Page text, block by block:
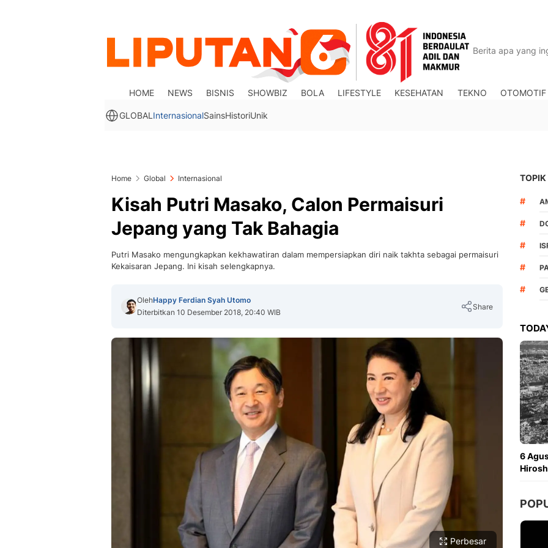
HOME NEWS BISNIS SHOWBIZ BOLA LIFESTYLE KESEHATAN TEKNO OTOMOTIF
GLOBAL InternasionalSainsHistoriUnik
Home Global Internasional
Kisah Putri Masako, Calon Permaisuri
Jepang yang Tak Bahagia
Putri Masako mengungkapkan kekhawatiran dalam mempersiapkan diri naik takhta sebagai permaisuri
Kekaisaran Jepang. Ini kisah selengkapnya.
OlehHappy Ferdian Syah Utomo
Diterbitkan 10 Desember 2018, 20:40 WIB
Share
Perbesar
TOPIK
#
#
#
#
#
6